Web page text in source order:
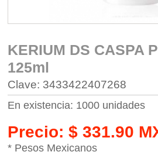
KERIUM DS CASPA
125ml
Clave: 3433422407268
En existencia: 1000 unidades
Precio: $ 331.90
* Pesos Mexicanos